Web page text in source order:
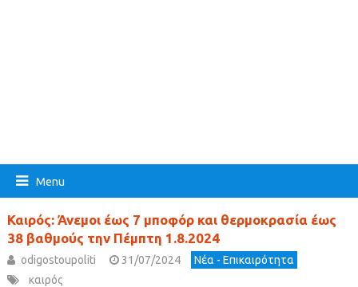
Menu
Καιρός: Άνεμοι έως 7 μποφόρ και θερμοκρασία έως
38 βαθμούς την Πέμπτη 1.8.2024
odigostoupoliti 31/07/2024
Νέα - Επικαιρότητα
καιρός